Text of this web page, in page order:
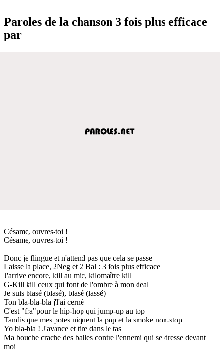
Paroles de la chanson 3 fois plus efficace
par
Césame, ouvres-toi !
Césame, ouvres-toi !
Donc je flingue et n'attend pas que cela se passe
Laisse la place, 2Neg et 2 Bal : 3 fois plus efficace
J'arrive encore, kill au mic, kilomaître kill
G-Kill kill ceux qui font de l'ombre à mon deal
Je suis blasé (blasé), blasé (lassé)
Ton bla-bla-bla j'l'ai cerné
C'est "fra"pour le hip-hop qui jump-up au top
Tandis que mes potes niquent la pop et la smoke non-stop
Yo bla-bla ! J'avance et tire dans le tas
Ma bouche crache des balles contre l'ennemi qui se dresse devant
moi